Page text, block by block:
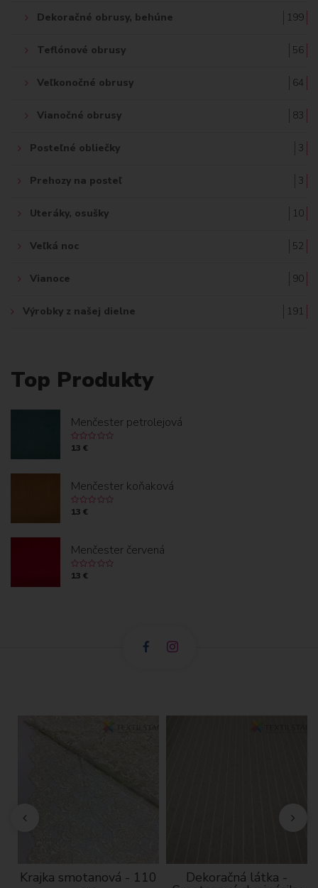
Dekoračné obrusy, behúne 199
Teflónové obrusy 56
Veľkonočné obrusy 64
Vianočné obrusy 83
Posteľné obliečky 3
Prehozy na posteľ 3
Uteráky, osušky 10
Veľká noc 52
Vianoce 90
Výrobky z našej dielne 191
Top Produkty
Menčester petrolejová
13 €
Menčester koňaková
13 €
Menčester červená
13 €
Krajka smotanová - 110 Dekoračná látka -